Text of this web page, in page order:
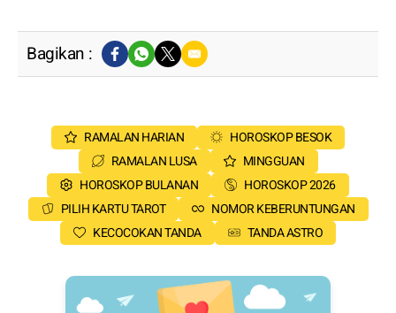
Bagikan :
RAMALAN HARIAN
HOROSKOP BESOK
RAMALAN LUSA
MINGGUAN
HOROSKOP BULANAN
HOROSKOP 2026
PILIH KARTU TAROT
NOMOR KEBERUNTUNGAN
KECOCOKAN TANDA
TANDA ASTRO